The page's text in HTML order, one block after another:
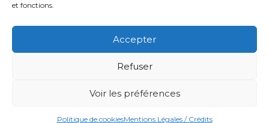
et fonctions.
Accepter
Refuser
Voir les préférences
Politique de cookiesMentions Légales / Crédits
Politique de confidentialité – RGPD
© 2020 TV8 Moselle-Est - 9 avenue Saint-Remy - 57600 FORBACH -
Communication